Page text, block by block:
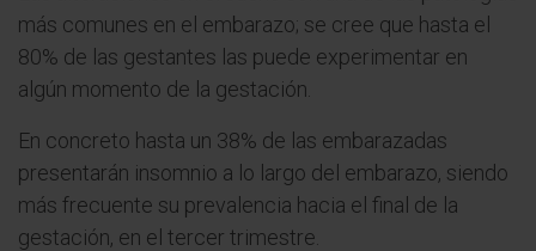
más comunes en el embarazo; se cree que hasta el
80% de las gestantes las puede experimentar en
algún momento de la gestación.
En concreto hasta un 38% de las embarazadas
presentarán insomnio a lo largo del embarazo, siendo
más frecuente su prevalencia hacia el final de la
gestación, en el tercer trimestre.